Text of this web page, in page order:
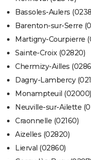
Bassoles-Aulers
Barenton-sur-Serre
Martigny-Courpierre
Sainte-Croix (02820)
Chermizy-Ailles
Dagny-Lambercy
Monampteuil (02000)
Neuville-sur-Ailette
Craonnelle (02160)
Aizelles (02820)
Lierval (02860)